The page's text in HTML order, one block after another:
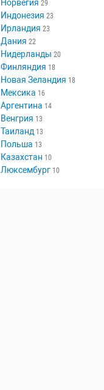
Южная Корея
Швеция 29
Норвегия 29
Индонезия
Ирландия 23
Дания 22
Нидерланды 20
Финляндия
Новая Зеландия
Мексика 16
Аргентина
Венгрия 13
Таиланд 13
Польша 13